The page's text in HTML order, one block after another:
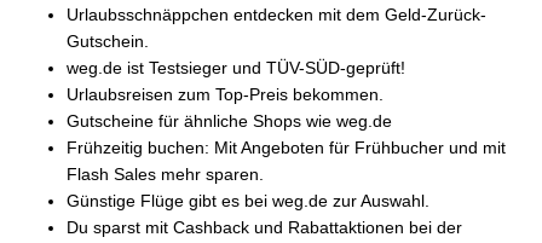
Urlaubsschnäppchen entdecken mit dem Geld-Zurück-
Gutschein.
weg.de ist Testsieger und TÜV-SÜD-geprüft!
Urlaubsreisen zum Top-Preis bekommen.
Gutscheine für ähnliche Shops wie weg.de
Frühzeitig buchen: Mit Angeboten für Frühbucher und mit
Flash Sales mehr sparen.
Günstige Flüge gibt es bei weg.de zur Auswahl.
Du sparst mit Cashback und Rabattaktionen bei der